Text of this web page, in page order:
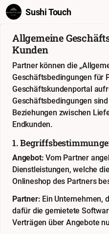
Sushi Touch
Allgemeine
Kunden
Partner können die
Geschäftsbedingungen für
Geschäftskundenportal
Geschäftsbedingungen
Beziehungen zwischen
Endkunden.
1.
Angebot:Vom Partner
Dienstleistungen, welche
Onlineshop des Partners
Partner: Ein Unternehmen,
dafür die gemietete
Verträgen über Angebote